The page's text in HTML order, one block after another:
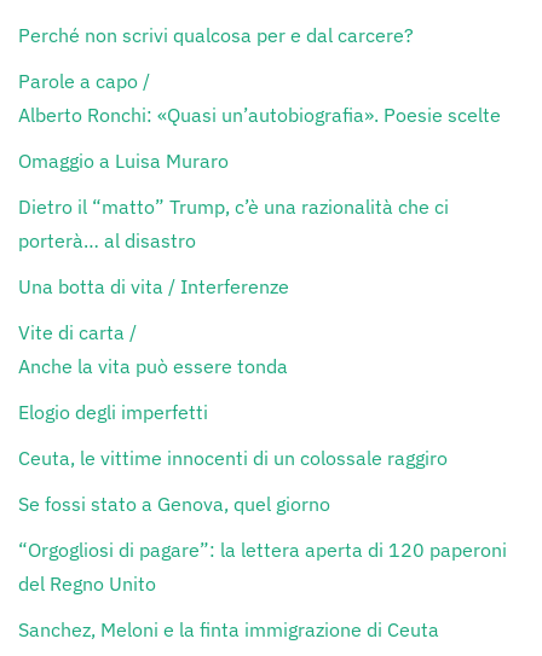
Perché non scrivi qualcosa per e dal carcere?
Parole a capo /
Alberto Ronchi: «Quasi un’autobiografia». Poesie scelte
Omaggio a Luisa Muraro
Dietro il “matto” Trump, c’è una razionalità che ci
porterà… al disastro
Una botta di vita / Interferenze
Vite di carta /
Anche la vita può essere tonda
Elogio degli imperfetti
Ceuta, le vittime innocenti di un colossale raggiro
Se fossi stato a Genova, quel giorno
“Orgogliosi di pagare”: la lettera aperta di 120 paperoni
del Regno Unito
Sanchez, Meloni e la finta immigrazione di Ceuta